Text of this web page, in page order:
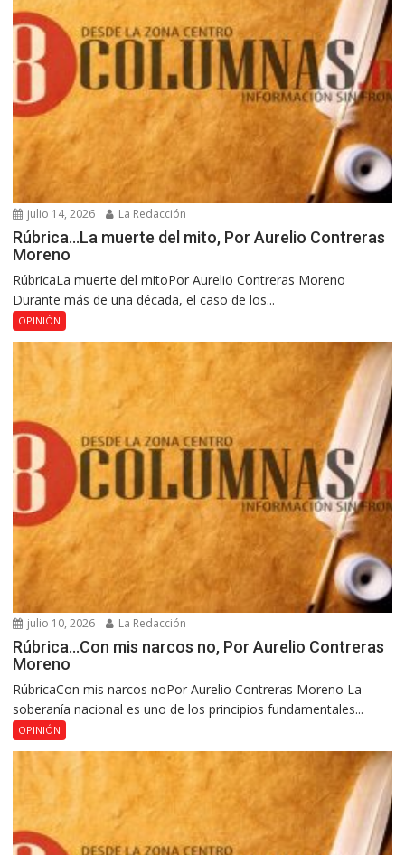
julio 14, 2026 La Redacción
Rúbrica…La muerte del mito, Por Aurelio Contreras
Moreno
RúbricaLa muerte del mitoPor Aurelio Contreras Moreno
Durante más de una década, el caso de los...
OPINIÓN
julio 10, 2026 La Redacción
Rúbrica…Con mis narcos no, Por Aurelio Contreras
Moreno
RúbricaCon mis narcos noPor Aurelio Contreras Moreno La
soberanía nacional es uno de los principios fundamentales...
OPINIÓN